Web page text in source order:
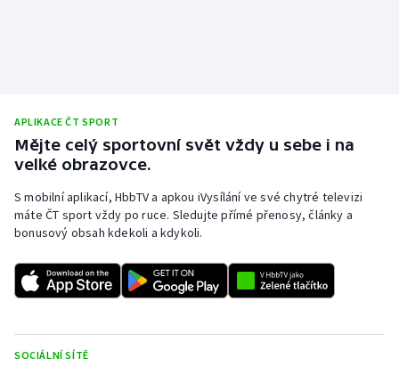
APLIKACE ČT SPORT
Mějte celý sportovní svět vždy u sebe i na
velké obrazovce.
S mobilní aplikací, HbbTV a apkou iVysílání ve své chytré televizi
máte ČT sport vždy po ruce. Sledujte přímé přenosy, články a
bonusový obsah kdekoli a kdykoli.
SOCIÁLNÍ SÍTĚ